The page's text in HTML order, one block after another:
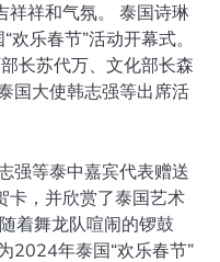
祥祥和气氛。 泰国诗琳
乐春节”活动开幕式。
长苏代万、文化部长森
国大使韩志强等出席活
强等泰中嘉宾代表赠送
卡，并欣赏了泰国艺术
着舞龙队喧闹的锣鼓
2024年泰国“欢乐春节”